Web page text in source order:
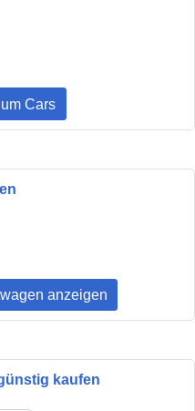
Cars
anzeigen
kaufen